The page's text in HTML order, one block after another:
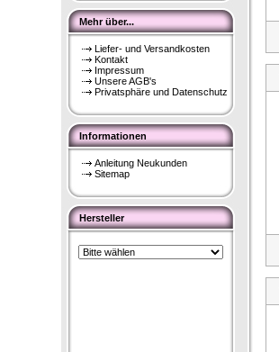
Mehr über...
Liefer- und Versandkosten
Kontakt
Impressum
Unsere AGB's
Privatsphäre und Datenschutz
Informationen
Anleitung Neukunden
Sitemap
Hersteller